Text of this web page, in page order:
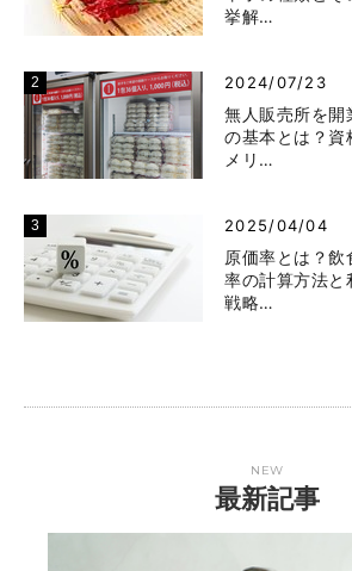
挙解…
2024/07/23
無人販売所を開
の基本とは？資
メリ…
2025/04/04
原価率とは？飲
率の計算方法と
戦略…
NEW
最新記事